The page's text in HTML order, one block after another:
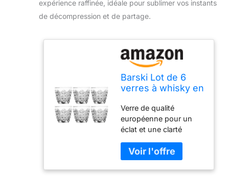
expérience raffinée, idéale pour sublimer vos instants
de décompression et de partage.
Barski Lot de 6
verres à whisky en
whisky, bourbon,
eau, boisson, 355
ml
Verre de qualité
européenne pour un
éclat et une clarté
vaisselle pour plus de
commodité 8,9 x 9,1
cm Un excellent cadeau